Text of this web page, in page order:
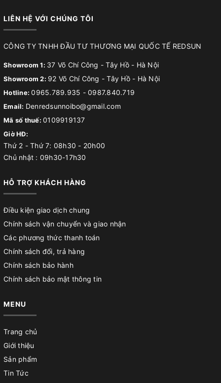
LIÊN HỆ VỚI CHÚNG TÔI
CÔNG TY TNHH ĐẦU TƯ THƯƠNG MẠI QUỐC TẾ REDSUN
Showroom 1: 37 Võ Chí Công - Tây Hồ - Hà Nội
Showroom 2: 92 Võ Chí Công - Tây Hồ - Hà Nội
Hotline:0965.789.935 - 0987.840.719
Email: Denredsunnoibo@gmail.com
Mã số thuế: 0109919137
Giờ HĐ:
Thứ 2 - Thứ 7: 08h30 - 20h00
Chủ nhật : 09h30-17h30
HỖ TRỢ KHÁCH HÀNG
Điều kiện giao dịch chung
Chính sách vận chuyển và giao nhận
Các phương thức thanh toán
Chính sách đổi, trả hàng
Chính sách bảo hành
Chính sách bảo mật thông tin
MENU
Trang chủ
Giới thiệu
Sản phẩm
Tin Tức